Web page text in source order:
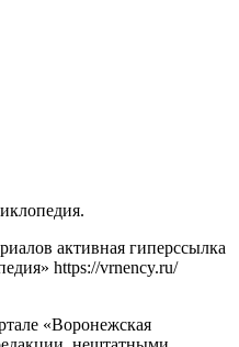
активная гиперссылка
https://vrnency.ru/
«Воронежская